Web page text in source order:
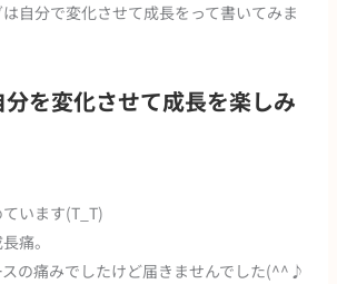
自分で変化させて成長をって書いてみま
を変化させて成長を楽しみ
います(T_T)
痛。
の痛みでしたけど届きませんでした(^^♪